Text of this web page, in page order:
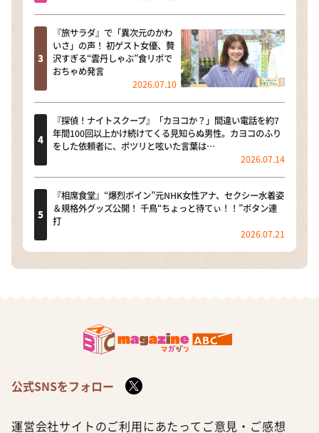
『旅サラダ』で「異次元のかわ
いさ」の声！ 初ゲスト女優、贅
沢すぎる“雲丹しゃぶ”食リポで
おちゃめ発言
2026.07.10
『探偵！ナイトスクープ』「カヨコか？」間違い電話を約7
年間100回以上かけ続けてくる見知らぬ男性。カヨコのふり
をした依頼者に、ポツリと呟いた言葉は…
2026.07.14
『相席食堂』“爆烈ボイン”元NHK女性アナ、セクシー水着姿
＆規格外グッズ公開！ 千鳥“ちょっと待てぃ！！”ボタン連
打
2026.07.21
公式SNSをフォロー
運営会社サイトのご利用にあたって ご意見・ご感想